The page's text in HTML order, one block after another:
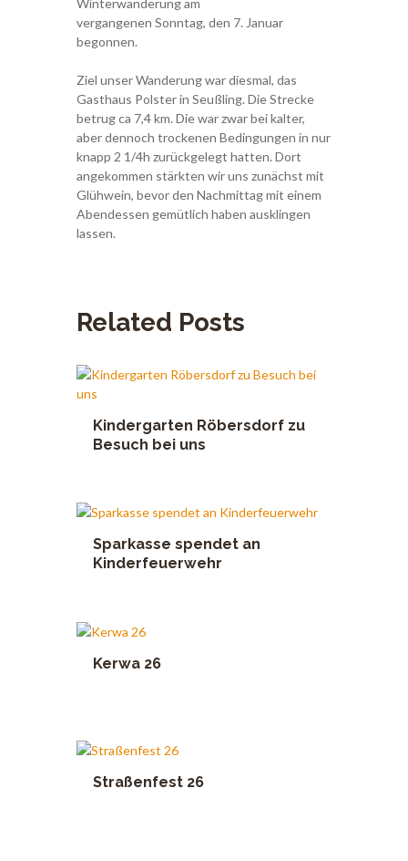
vergangenen Sonntag, den 7. Januar
begonnen.
Ziel unser Wanderung war diesmal, das
Gasthaus Polster in Seußling. Die Strecke
betrug ca 7,4 km. Die war zwar bei kalter,
aber dennoch trockenen Bedingungen in nur
knapp 2 1/4h zurückgelegt hatten. Dort
angekommen stärkten wir uns zunächst mit
Glühwein, bevor den Nachmittag mit einem
Abendessen gemütlich haben ausklingen
lassen.
Related Posts
Kindergarten Röbersdorf zu
Besuch bei uns
Sparkasse spendet an
Kinderfeuerwehr
Kerwa 26
Straßenfest 26